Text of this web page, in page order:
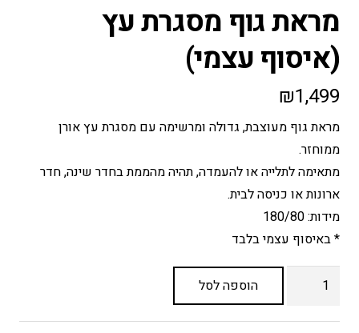
מראת גוף מסגרת עץ
(איסוף עצמי)
₪1,499
מראת גוף מעוצבת, גדולה ומרשימה עם מסגרת עץ אורן
ממוחזר.
מתאימה לתלייה או להעמדה, תהיה מהממת בחדר שינה, חדר
ארונות או כניסה לבית.
מידות: 180/80
* באיסוף עצמי בלבד
כמות
מראת
הוספה לסל